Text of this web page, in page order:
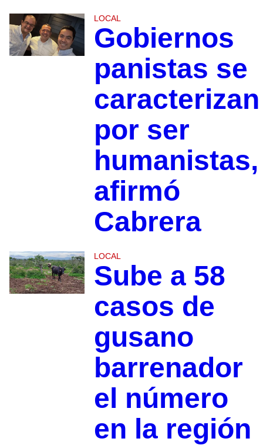
LOCAL
Gobiernos
panistas se
caracterizan
por ser
humanistas,
afirmó
Cabrera
LOCAL
Sube a 58
casos de
gusano
barrenador
el número
en la región